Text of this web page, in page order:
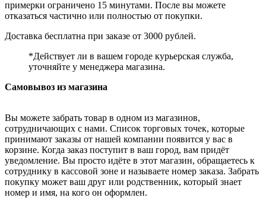
примерки ограничено 15 минутами. После вы можете
отказаться частично или полностью от покупки.
Доставка бесплатна при заказе от 3000 рублей.
*Действует ли в вашем городе курьерская служба,
уточняйте у менеджера магазина.
Самовывоз из магазина
Вы можете забрать товар в одном из магазинов,
сотрудничающих с нами. Список торговых точек, которые
принимают заказы от нашей компании появится у вас в
корзине. Когда заказ поступит в ваш город, вам придёт
уведомление. Вы просто идёте в этот магазин, обращаетесь к
сотруднику в кассовой зоне и называете номер заказа. Забрать
покупку может ваш друг или родственник, который знает
номер и имя, на кого он оформлен.